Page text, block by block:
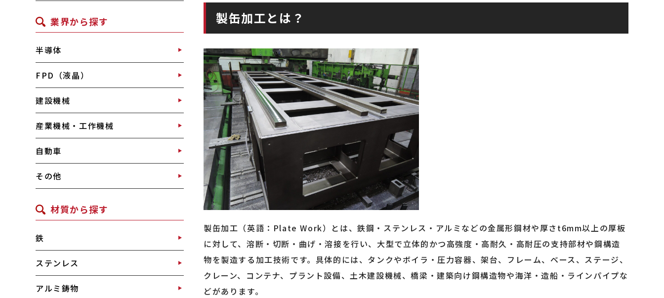
製缶加工とは？
製缶加工（英語：Plate Work）とは、鉄鋼・ステンレス・アルミなどの金属形鋼材や厚さt6mm以上の厚板
に対して、溶断・切断・曲げ・溶接を行い、大型で立体的かつ高強度・高耐久・高耐圧の支持部材や鋼構造
物を製造する加工技術です。具体的には、タンクやボイラ・圧力容器、架台、フレーム、ベース、ステージ、
クレーン、コンテナ、プラント設備、土木建設機械、橋梁・建築向け鋼構造物や海洋・造船・ラインパイプな
どがあります。
業界から探す
半導体
FPD（液晶）
建設機械
産業機械・工作機械
自動車
その他
材質から探す
鉄
ステンレス
アルミ鋳物